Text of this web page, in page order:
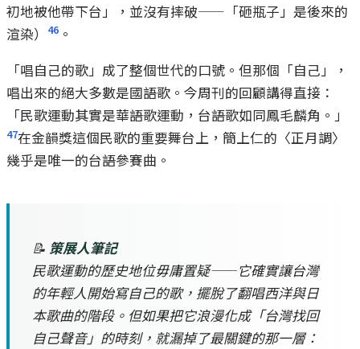
初地被他帶下台」，並沒有摔破——「砸瓶子」是後來的
渲染）
46 。
「唱自己的歌」成了整個世代的口號。但那個「自己」，
唱出來的絕大多數是國語歌。今周刊的回顧講得直接：
「民歌運動其實是華語歌運動，台語歌如同鳳毛麟角。」
47在金韻獎這個民歌的重要舞台上，簡上仁的〈正月調〉
幾乎是唯一的台語參賽曲。
📝 策展人筆記
民歌運動的歷史地位毋庸置疑——它確實讓台灣
的年輕人開始寫自己的歌，擺脫了翻唱西洋與日
本歌曲的階段。但如果把它浪漫化成「台灣找回
自己聲音」的時刻，就漏掉了最關鍵的那一層：